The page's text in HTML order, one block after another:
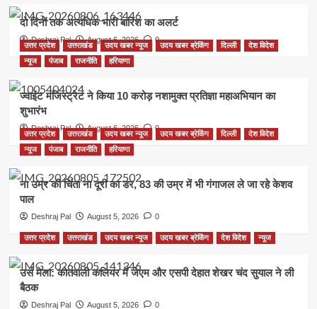
दो दिनों तक अत्यधिक भारी बारिश का अलर्ट
Deshraj Pal August 6, 2026 0
उत्तर प्रदेश उत्तराखंड उदय खबर न्यूज उदय खबर ब्रेकिंग दिल्ली
देश विदेश
न्यूज
पंजाब राजनीति हरियाणा
ज्वाइंट मजिस्ट्रेट ने किया 10 करोड़ नशामुक्त प्रतिज्ञा महाअभियान का
शुभारंभ
Deshraj Pal August 6, 2026 0
उत्तर प्रदेश उत्तराखंड उदय खबर न्यूज उदय खबर ब्रेकिंग दिल्ली
देश विदेश
न्यूज
पंजाब राजनीति हरियाणा
ना उम्र की चिंता ना दूरी का डर, 83 की उम्र में भी गंगाजल ले जा रहे केशव
पाल
Deshraj Pal August 5, 2026 0
उत्तर प्रदेश उत्तराखंड उदय खबर न्यूज उदय खबर ब्रेकिंग देश विदेश न्यूज
उर्स मेला: कोतवाली कलियर में जेएम और एसपी देहात शेखर चंद सुयाल ने ली
बैठक
Deshraj Pal August 5, 2026 0